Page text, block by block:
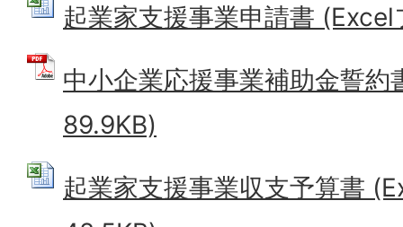
起業家支援事業申請書
中小企業応援事業補助金誓約
89.9KB)
起業家支援事業収支予算書